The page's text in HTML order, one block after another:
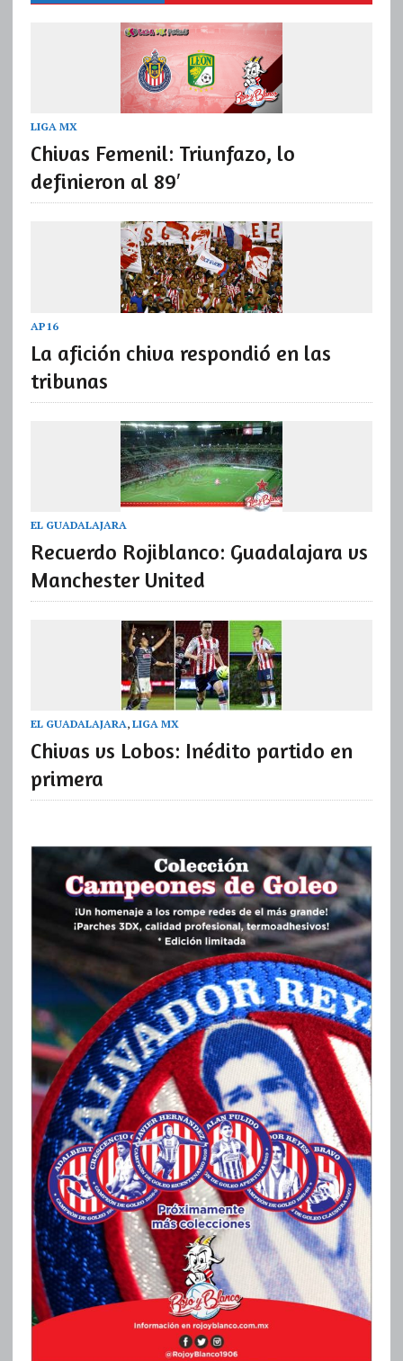
LIGA MX
Chivas Femenil: Triunfazo, lo
definieron al 89′
AP16
La afición chiva respondió en las
tribunas
EL GUADALAJARA
Recuerdo Rojiblanco: Guadalajara vs
Manchester United
EL GUADALAJARA, LIGA MX
Chivas vs Lobos: Inédito partido en
primera